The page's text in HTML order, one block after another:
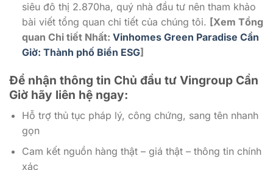
siêu đô thị 2.870ha, quý nhà đầu tư nên tham khảo
bài viết tổng quan chi tiết của chúng tôi. [Xem Tổng
quan Chi tiết Nhất: Vinhomes Green Paradise Cần
Giờ: Thành phố Biển ESG]
Để nhận thông tin Chủ đầu tư Vingroup Cần
Giờ hãy liên hệ ngay:
Hỗ trợ thủ tục pháp lý, công chứng, sang tên nhanh
gọn
Cam kết nguồn hàng thật – giá thật – thông tin chính
xác